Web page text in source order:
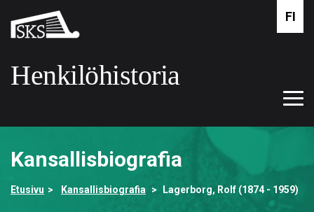
pääsisältöön
Suomalaisen
kirjallisuuden
Henkilöhistoria
FI
Kansallisbiografia
Etusivu Kansallisbiografia Lagerborg, Rolf (1874 - 1959)